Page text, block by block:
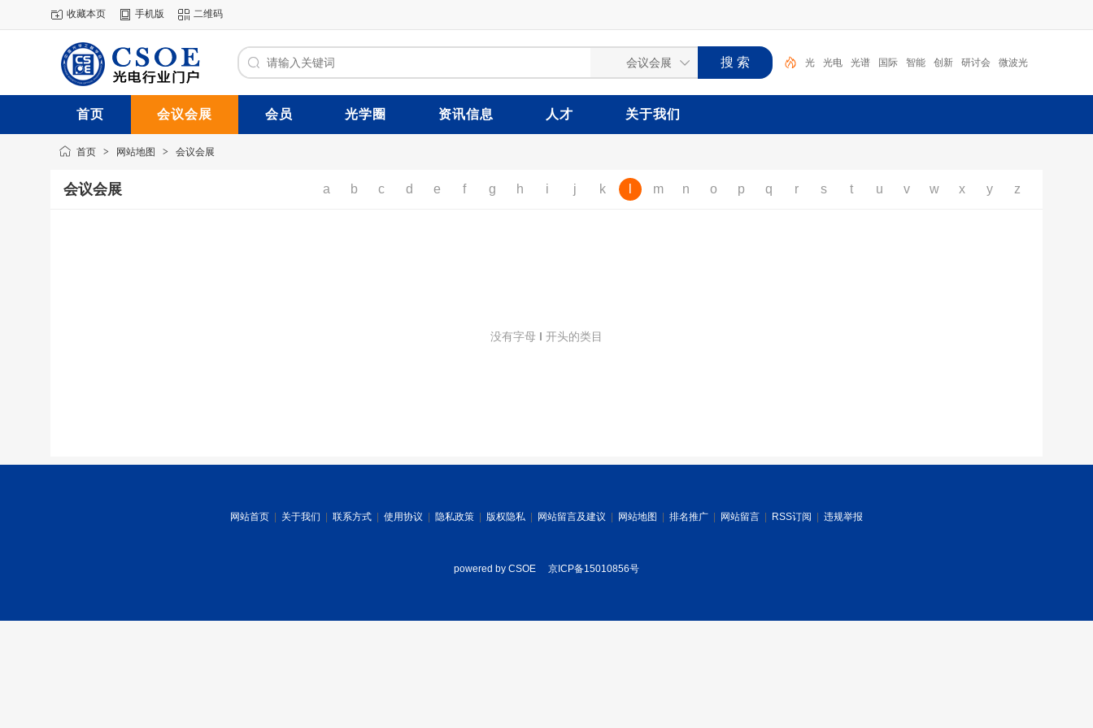
收藏本页 手机版 二维码
光 光电 光谱 国际 智能 创新 研讨会 微波光
子 海 光学
首页 会议会展 会员 光学圈 资讯信息 人才 关于我们
首页 > 网站地图 > 会议会展
a b c d e f g h i j k m n o p q r s t u v w x y z
会议会展
没有字母 l 开头的类目
网站首页 关于我们 联系方式 使用协议 隐私政策 版权隐私 网站留言及建议 网站地图 排名推广 网站留言 RSS订阅 违规举报
powered by CSOE 京ICP备15010856号